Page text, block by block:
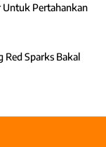
Untuk Pertahankan
Red Sparks Bakal